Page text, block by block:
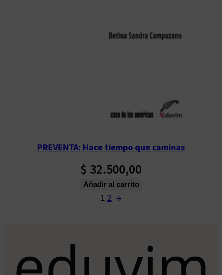
PREVENTA: Hace tiempo que caminas
$ 32.500,00
Añadir al carrito
1 2 →